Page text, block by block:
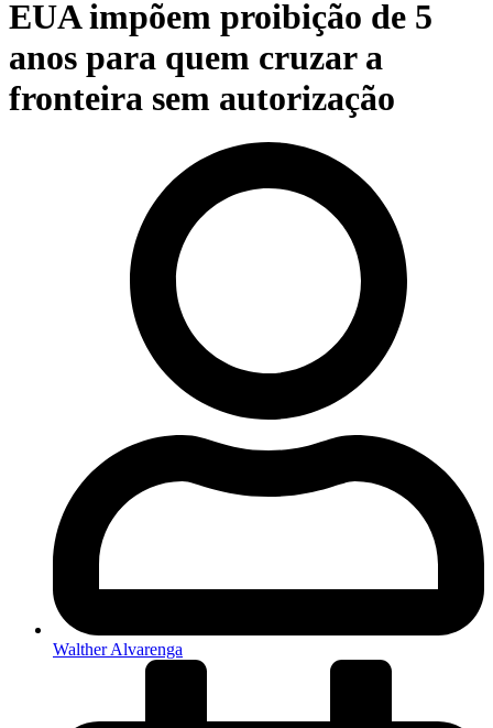
EUA impõem proibição de 5
anos para quem cruzar a
fronteira sem autorização
Walther Alvarenga